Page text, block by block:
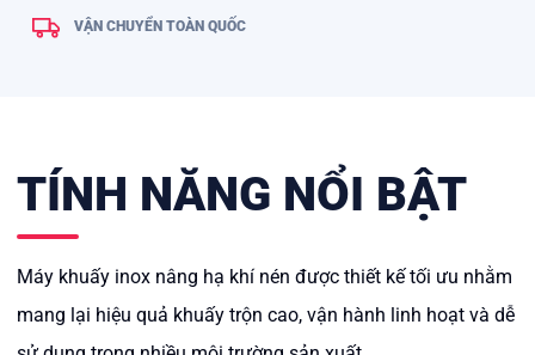
VẬN CHUYỂN TOÀN QUỐC
TÍNH NĂNG NỔI BẬT
Máy khuấy inox nâng hạ khí nén được thiết kế tối ưu nhằm
mang lại hiệu quả khuấy trộn cao, vận hành linh hoạt và dễ